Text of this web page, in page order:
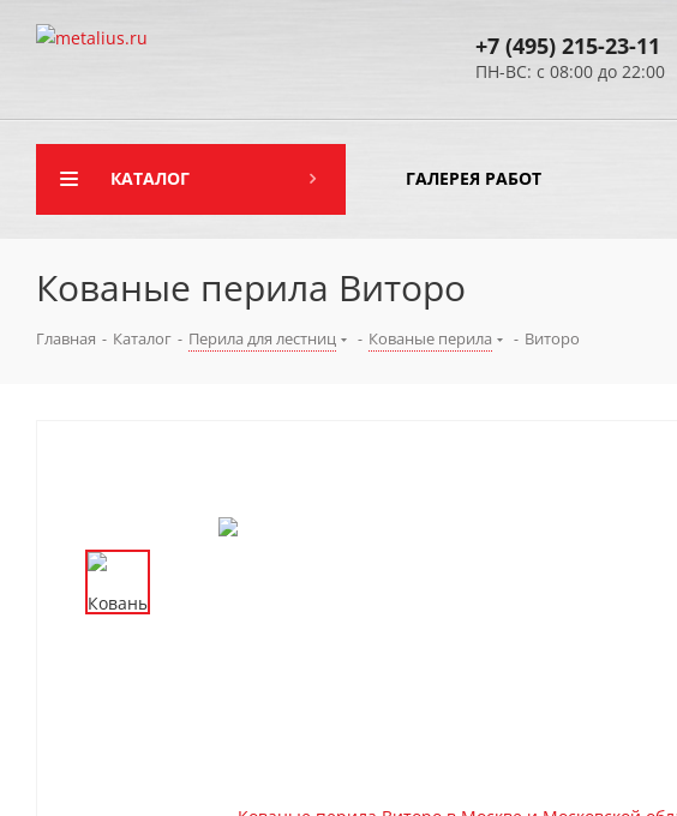
+7 (495) 215-23-11
ПН-ВС: с 08:00 до 22:00
КАТАЛОГ ГАЛЕРЕЯ РАБОТ
Кованые перила Виторо
Главная - Каталог - Перила для лестниц - Кованые перила - Виторо